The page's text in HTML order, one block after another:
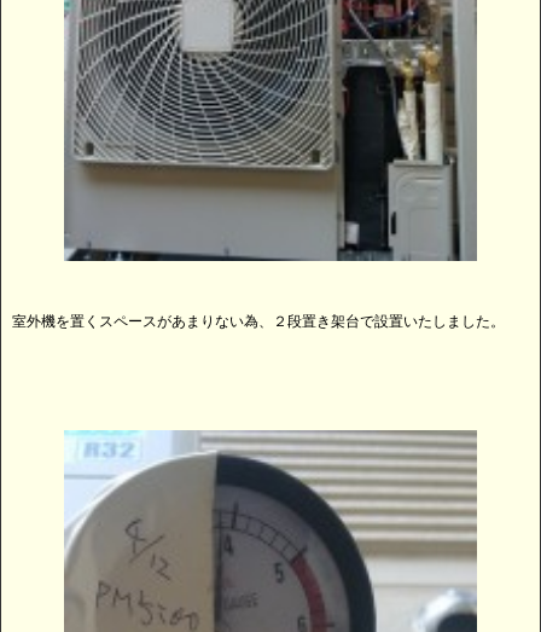
室外機を置くスペースがあまりない為、２段置き架台で設置いたしました。